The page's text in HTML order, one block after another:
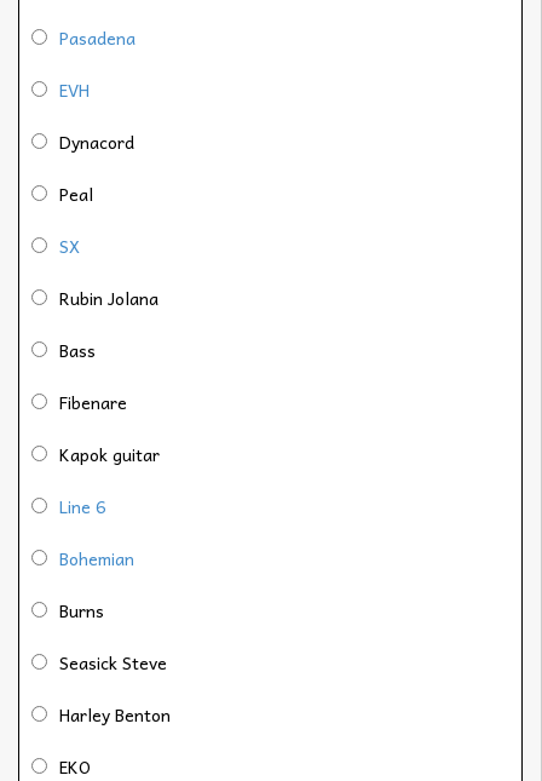
Pasadena
EVH
Dynacord
Peal
SX
Rubin Jolana
Bass
Fibenare
Kapok guitar
Line 6
Bohemian
Burns
Seasick Steve
Harley Benton
EKO